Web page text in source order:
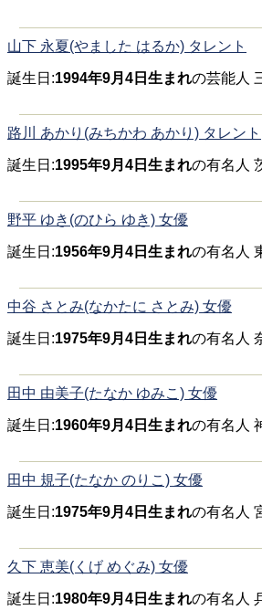
山下 永夏(やました はるか) タレント
誕生日:1994年9月4日生まれの芸能人
路川 あかり(みちかわ あかり) タレント
誕生日:1995年9月4日生まれの有名人
野平 ゆき(のひら ゆき) 女優
誕生日:1956年9月4日生まれの有名人
中谷 さとみ(なかたに さとみ) 女優
誕生日:1975年9月4日生まれの有名人
田中 由美子(たなか ゆみこ) 女優
誕生日:1960年9月4日生まれの有名人
田中 規子(たなか のりこ) 女優
誕生日:1975年9月4日生まれの有名人
久下 恵美(くげ めぐみ) 女優
誕生日:1980年9月4日生まれの有名人